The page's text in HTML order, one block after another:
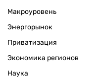
Макроуровень
Энергорынок
Приватизация
Экономика регионов
Наука